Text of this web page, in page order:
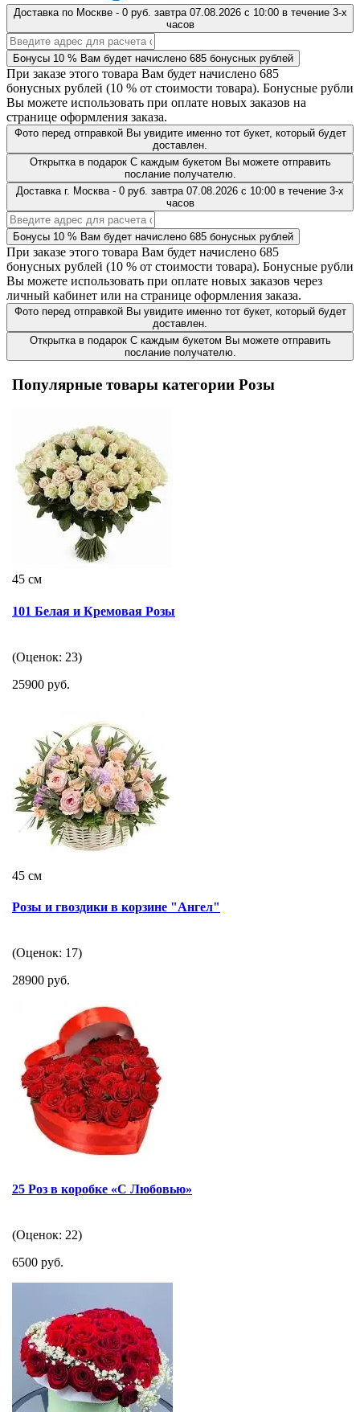
Доставка по Москве- 0 руб. завтра 07.08.2026с 10:00 в течение 3-х
часов
Бонусы 10 % Вам будет начислено 685 бонусных рублей
При заказе этого товара Вам будет начислено 685
бонусных рублей (10 % от стоимости товара). Бонусные рубли
Вы можете использовать при оплате новых заказов на
странице оформления заказа.
Фото перед отправкой Вы увидите именно тот букет, который будет
доставлен.
Открытка в подарок С каждым букетом Вы можете отправить
послание получателю.
Доставка г. Москва - 0 руб. завтра 07.08.2026 с 10:00 в течение 3-х
часов
Бонусы 10 % Вам будет начислено 685 бонусных рублей
При заказе этого товара Вам будет начислено 685
бонусных рублей (10 % от стоимости товара). Бонусные рубли
Вы можете использовать при оплате новых заказов через
личный кабинет или на странице оформления заказа.
Фото перед отправкой Вы увидите именно тот букет, который будет
доставлен.
Открытка в подарок С каждым букетом Вы можете отправить
послание получателю.
Популярные товары категории Розы
45 см
101 Белая и Кремовая Розы
(Оценок: 23)
25900 руб.
45 см
Розы и гвоздики в корзине "Ангел"
(Оценок: 17)
28900 руб.
25 Роз в коробке «С Любовью»
(Оценок: 22)
6500 руб.